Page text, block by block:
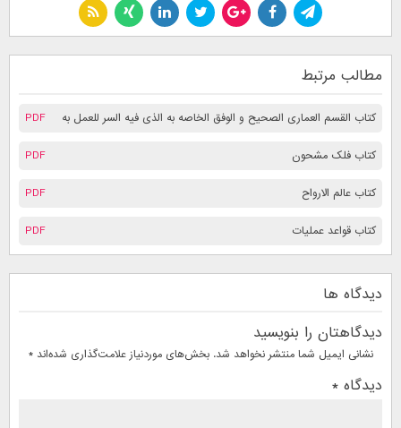
مطالب مرتبط
PDF کتاب القسم العماری الصحیح و الوفق الخاصه به الذی فیه السر للعمل به
PDF کتاب فلک مشحون
PDF کتاب عالم الارواح
PDF کتاب قواعد عملیات
دیدگاه ها
دیدگاهتان را بنویسید
نشانی ایمیل شما منتشر نخواهد شد. بخش‌های موردنیاز علامت‌گذاری شده‌اند*
دیدگاه *